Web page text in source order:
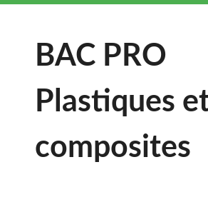
BAC PRO
Plastiques
composites